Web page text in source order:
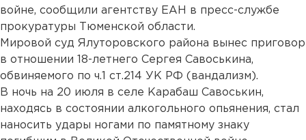
войне, сообщили агентству ЕАН в пресс-службе
прокуратуры Тюменской области.
Мировой суд Ялуторовского района вынес приговор
в отношении 18-летнего Сергея Савоськина,
обвиняемого по ч.1 ст.214 УК РФ (вандализм).
В ночь на 20 июля в селе Карабаш Савоськин,
находясь в состоянии алкогольного опьянения, стал
наносить удары ногами по памятному знаку